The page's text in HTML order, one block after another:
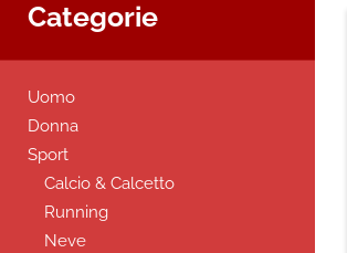
Categorie
Uomo
Donna
Sport
Calcio & Calcetto
Running
Neve